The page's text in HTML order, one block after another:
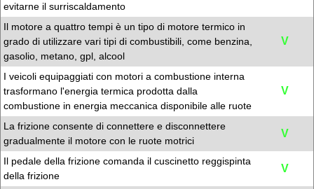
evitarne il surriscaldamento
Il motore a quattro tempi è un tipo di motore termico in
grado di utilizzare vari tipi di combustibili, come benzina,
gasolio, metano, gpl, alcool
V
I veicoli equipaggiati con motori a combustione interna
trasformano l'energia termica prodotta dalla
combustione in energia meccanica disponibile alle ruote
V
La frizione consente di connettere e disconnettere
gradualmente il motore con le ruote motrici
V
Il pedale della frizione comanda il cuscinetto reggispinta
della frizione
V